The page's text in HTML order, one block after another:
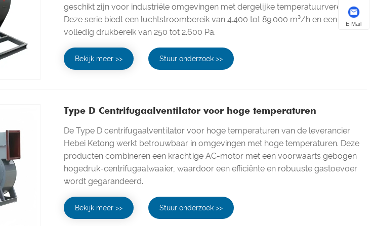
geschikt zijn voor industriële omgevingen met dergelijke temperatuurvereisten.
Deze serie biedt een luchtstroombereik van 4.400 tot 89.000 m³/h en een
volledig drukbereik van 250 tot 2.600 Pa.
Bekijk meer >> Stuur onderzoek >>
Type D Centrifugaalventilator voor hoge temperaturen
De Type D centrifugaalventilator voor hoge temperaturen van de leverancier
Hebei Ketong werkt betrouwbaar in omgevingen met hoge temperaturen. Deze
producten combineren een krachtige AC-motor met een voorwaarts gebogen
hogedruk-centrifugaalwaaier, waardoor een efficiënte en robuuste gastoevoer
wordt gegarandeerd.
Bekijk meer >> Stuur onderzoek >>
E-Mail